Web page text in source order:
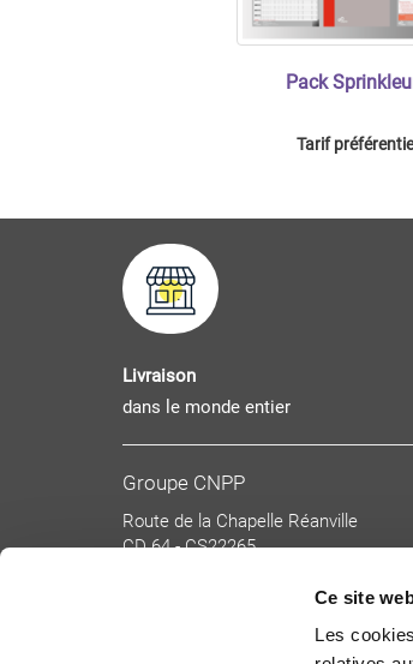
Ce site
Les
Pack
Tarif
Livraison
dans le monde entier
Groupe CNPP
Route de la Chapelle Réanville
CD 64 - CS22265